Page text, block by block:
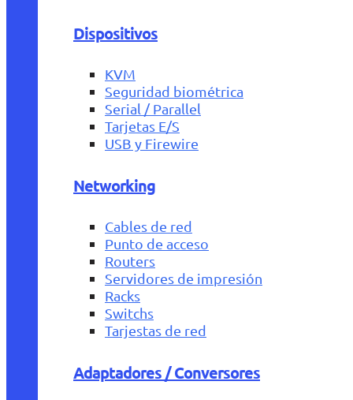
Dispositivos
KVM
Seguridad biométrica
Serial / Parallel
Tarjetas E/S
USB y Firewire
Networking
Cables de red
Punto de acceso
Routers
Servidores de impresión
Racks
Switchs
Tarjestas de red
Adaptadores / Conversores